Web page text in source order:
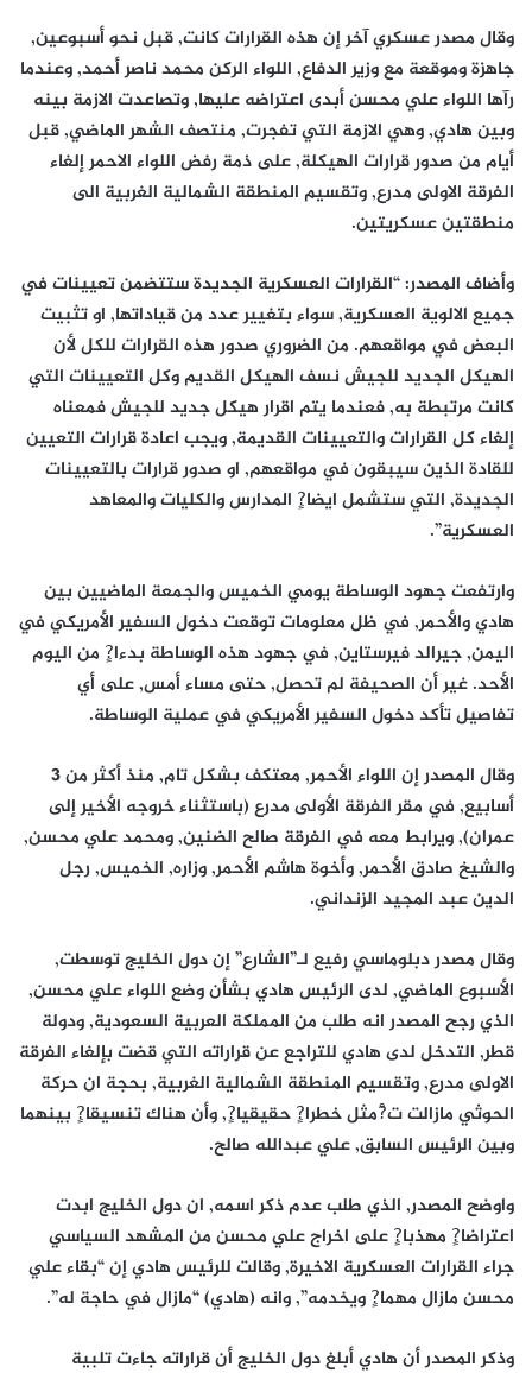
وقال مصدر عسكري آخر إن هذه القرارات كانت, قبل نحو أسبوعين,
جاهزة وموقعة مع وزير الدفاع, اللواء الركن محمد ناصر أحمد, وعندما
رآها اللواء علي محسن أبدى اعتراضه عليها, وتصاعدت الازمة بينه
وبين هادي, وهي الازمة التي تفجرت, منتصف الشهر الماضي, قبل
أيام من صدور قرارات الهيكلة, على ذمة رفض اللواء الاحمر إلغاء
الفرقة الاولى مدرع, وتقسيم المنطقة الشمالية الغربية الى
منطقتين عسكريتين.
وأضاف المصدر: “القرارات العسكرية الجديدة ستتضمن تعيينات في
جميع الالوية العسكرية, سواء بتغيير عدد من قياداتها, او تثبيت
البعض في مواقعهم. من الضروري صدور هذه القرارات للكل لأن
الهيكل الجديد للجيش نسف الهيكل القديم وكل التعيينات التي
كانت مرتبطة به, فعندما يتم اقرار هيكل جديد للجيش فمعناه
إلغاء كل القرارات والتعيينات القديمة, ويجب اعادة قرارات التعيين
للقادة الذين سيبقون في مواقعهم, او صدور قرارات بالتعيينات
الجديدة, التي ستشمل ايضا?ٍ المدارس والكليات والمعاهد
العسكرية”.
وارتفعت جهود الوساطة يومي الخميس والجمعة الماضيين بين
هادي والأحمر, في ظل معلومات توقعت دخول السفير الأمريكي في
اليمن, جيرالد فيرستاين, في جهود هذه الوساطة بدءا?ٍ من اليوم
الأحد. غير أن الصحيفة لم تحصل, حتى مساء أمس, على أي
تفاصيل تأكد دخول السفير الأمريكي في عملية الوساطة.
وقال المصدر إن اللواء الأحمر, معتكف بشكل تام, منذ أكثر من 3
أسابيع, في مقر الفرقة الأولى مدرع (باستثناء خروجه الأخير إلى
عمران), ويرابط معه في الفرقة صالح الضنين, ومحمد علي محسن,
والشيخ صادق الأحمر, وأخوة هاشم الأحمر, وزاره, الخميس, رجل
الدين عبد المجيد الزنداني.
وقال مصدر دبلوماسي رفيع لـ”الشارع” إن دول الخليج توسطت,
الأسبوع الماضي, لدى الرئيس هادي بشأن وضع اللواء علي محسن,
الذي رجح المصدر انه طلب من المملكة العربية السعودية, ودولة
قطر, التدخل لدى هادي للتراجع عن قراراته التي قضت بإلغاء الفرقة
الاولى مدرع, وتقسيم المنطقة الشمالية الغربية, بحجة ان حركة
الحوثي مازالت ت?ْمثل خطرا?ٍ حقيقيا?ٍ, وأن هناك تنسيقا?ٍ بينهما
وبين الرئيس السابق, علي عبدالله صالح.
واوضح المصدر, الذي طلب عدم ذكر اسمه, ان دول الخليج ابدت
اعتراضا?ٍ مهذبا?ٍ على اخراج علي محسن من المشهد السياسي
جراء القرارات العسكرية الاخيرة, وقالت للرئيس هادي إن “بقاء علي
محسن مازال مهما?ٍ ويخدمه”, وانه (هادي) “مازال في حاجة له”.
وذكر المصدر أن هادي أبلغ دول الخليج أن قراراته جاءت تلبية